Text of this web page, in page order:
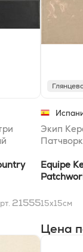
21555
Экип
Equipe
15x15см
Цена